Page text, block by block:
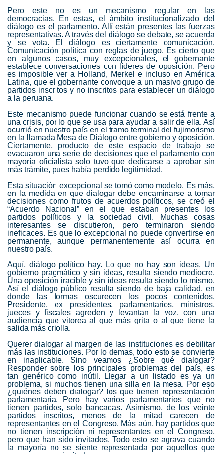
Pero este no es un mecanismo regular en las
democracias. En estas, el ámbito institucionalizado del
diálogo es el parlamento. Allí están presentes las fuerzas
representativas. A través del diálogo se debate, se acuerda
y se vota. El diálogo es ciertamente comunicación.
Comunicación política con reglas de juego. Es cierto que
en algunos casos, muy excepcionales, el gobernante
establece conversaciones con líderes de oposición. Pero
es imposible ver a Holland, Merkel e incluso en América
Latina, que el gobernante convoque a un masivo grupo de
partidos inscritos y no inscritos para establecer un diálogo
a la peruana.
Este mecanismo puede funcionar cuando se está frente a
una crisis, por lo que se usa para ayudar a salir de ella. Así
ocurrió en nuestro país en el tramo terminal del fujimorismo
en la llamada Mesa de Diálogo entre gobierno y oposición.
Ciertamente, producto de este espacio de trabajo se
evacuaron una serie de decisiones que el parlamento con
mayoría oficialista solo tuvo que dedicarse a aprobar sin
más trámite, pues había perdido legitimidad.
Esta situación excepcional se tomó como modelo. Es más,
en la medida en que dialogar debe encaminarse a tomar
decisiones como frutos de acuerdos políticos, se creó el
“Acuerdo Nacional” en el que estaban presentes los
partidos políticos y la sociedad civil. Muchas cosas
interesantes se discutieron, pero terminaron siendo
ineficaces. Es que lo excepcional no puede convertirse en
permanente, aunque permanentemente así ocurra en
nuestro país.
Aquí, diálogo político hay. Lo que no hay son ideas. Un
gobierno pragmático y sin ideas, resulta siendo mediocre.
Una oposición iracible y sin ideas resulta siendo lo mismo.
Así el diálogo público resulta siendo de baja calidad, en
donde las formas oscurecen los pocos contenidos.
Presidente, ex presidentes, parlamentarios, ministros,
jueces y fiscales agreden y levantan la voz, con una
audiencia que vitorea al que más grita o al que tiene la
salida más criolla.
Querer dialogar al margen de las instituciones es debilitar
más las instituciones. Por lo demas, todo esto se convierte
en inaplicable. Sino veamos ¿Sobre qué dialogar?
Responder sobre los principales problemas del país, es
tan genérico como inútil. Llegar a un listado es ya un
problema, si muchos tienen una silla en la mesa. Por eso
¿quiénes deben dialogar? los que tienen representación
parlamentaria. Pero hay varios parlamentarios que no
tienen partidos, solo bancadas. Asimismo, de los veinte
partidos inscritos, menos de la mitad carecen de
representantes en el Congreso. Más aún, hay partidos que
no tienen inscripción ni representantes en el Congreso,
pero que han sido invitados. Todo esto se agrava cuando
la mayoría no se siente representada por aquellos que